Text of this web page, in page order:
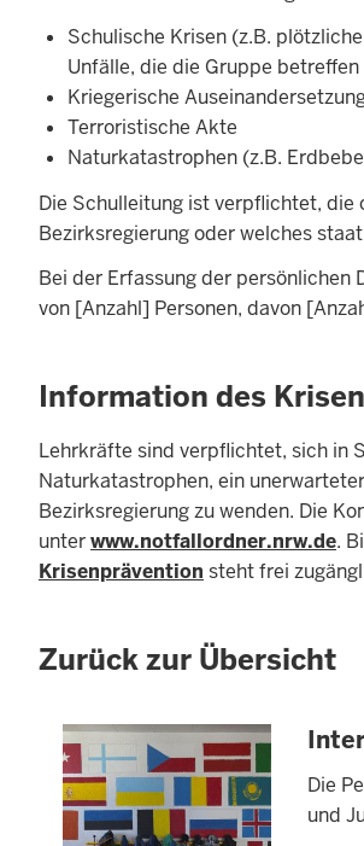
Schulische Krisen (z.B.
Unfälle, die die Gruppe
Kriegerische
Terroristische Akte
Naturkatastrophen (z.B.
Die Schulleitung ist verpflichtet, die
Bezirksregierung oder welches
Bei der Erfassung der persönlichen
von [Anzahl] Personen, davon
Information des
Lehrkräfte sind verpflichtet, sich in
Naturkatastrophen, ein
Bezirksregierung zu wenden. Die
unterwww.notfallordner.nrw.de.
Krisenprävention steht frei
Zurück zur Übersicht
Die
und